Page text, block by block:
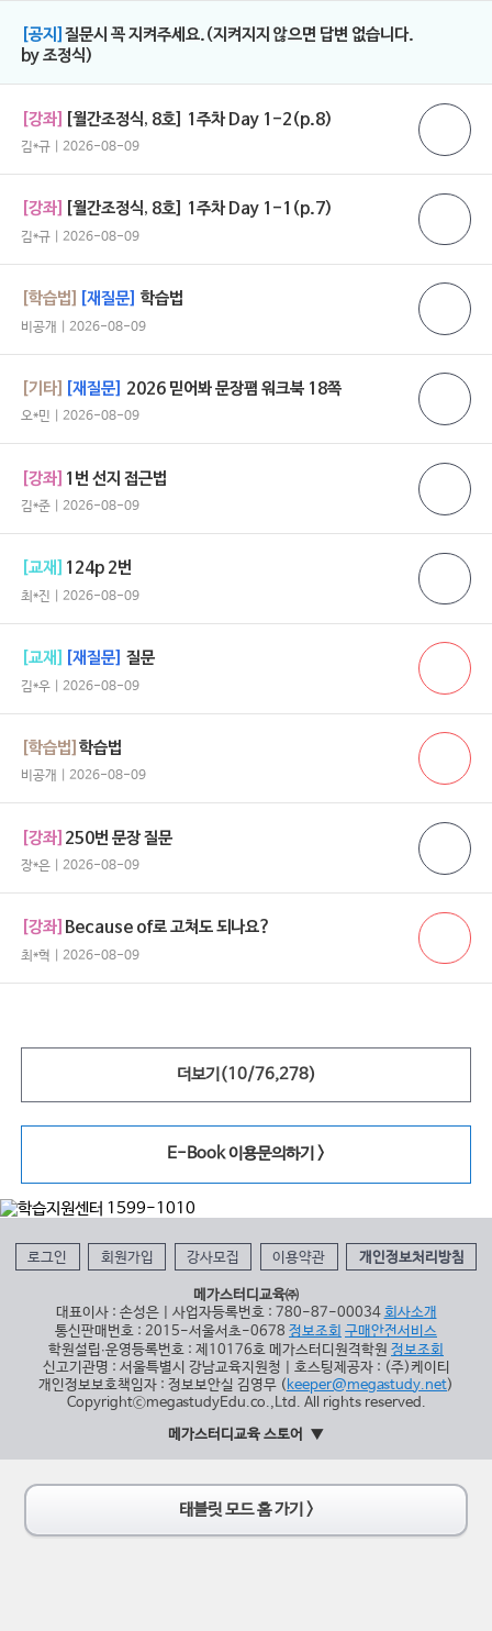
[공지]질문시 꼭 지켜주세요.(지켜지지 않으면 답변 없습니다.
by 조정식)
[강좌] [월간조정식, 8호] 1주차 Day 1-2(p.8)
김*규 | 2026-08-09
[강좌] [월간조정식, 8호] 1주차 Day 1-1(p.7)
김*규 | 2026-08-09
[학습법] [재질문] 학습법
비공개 | 2026-08-09
[기타] [재질문] 2026 믿어봐 문장폄 워크북 18쪽
오*민 | 2026-08-09
[강좌] 1번 선지 접근법
김*준 | 2026-08-09
[교재] 124p 2번
최*진 | 2026-08-09
[교재] [재질문] 질문
김*우 | 2026-08-09
[학습법]학습법
비공개 | 2026-08-09
[강좌] 250번 문장 질문
장*은 | 2026-08-09
[강좌] Because of로 고쳐도 되나요?
최*혁 | 2026-08-09
더보기(10/76,278)
E-Book 이용문의하기 >
로그인 회원가입 강사모집 이용약관 개인정보처리방침
메가스터디교육㈜
대표이사 : 손성은 | 사업자등록번호 : 780-87-00034 회사소개
통신판매번호 : 2015-서울서초-0678 정보조회 구매안전서비스
학원설립∙운영등록번호 : 제10176호 메가스터디원격학원 정보조회
신고기관명 : 서울특별시 강남교육지원청 | 호스팅제공자 : (주)케이티
개인정보보호책임자 : 정보보안실 김영무 ( keeper@megastudy.net)
CopyrightⓒmegastudyEdu.co.,Ltd. All rights reserved.
메가스터디교육 스토어
태블릿 모드 홈 가기 >